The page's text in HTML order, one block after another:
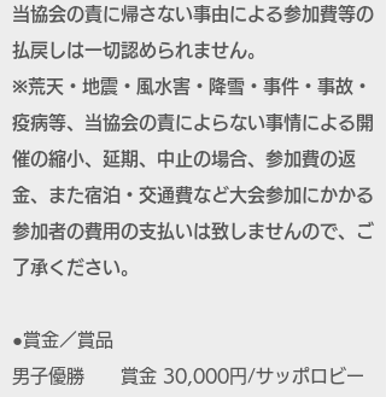
当協会の責に帰さない事由による参加費等の
払戻しは一切認められません。
※荒天・地震・風水害・降雪・事件・事故・
疫病等、当協会の責によらない事情による開
催の縮小、延期、中止の場合、参加費の返
金、また宿泊・交通費など大会参加にかかる
参加者の費用の支払いは致しませんので、ご
了承ください。
●賞金／賞品
男子優勝 賞金 30,000円/サッポロビー